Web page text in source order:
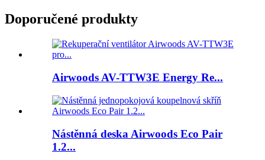
Doporučené produkty
Airwoods AV-TTW3E Energy Re...
Nástěnná deska Airwoods Eco Pair
1.2...